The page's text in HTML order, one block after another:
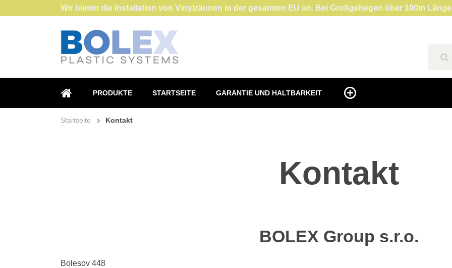
STARTSEITE
PRODUKTE STARTSEITE GARANTIE UND HALTBARKEIT
Wir bieten die Installation von Vinylzäunen in der gesamten EU an. Bei Großgehegen über 100m
Startseite Kontakt
Kontakt
BOLEX Group s.r.o.
Bolesov 448